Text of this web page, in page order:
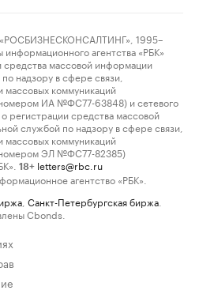
1995–
агентства «РБК»
средства массовой информации
надзору в сфере связи,
массовых коммуникаций
ИА №ФС77-63848) и сетевого
регистрации средства массовой
службой по надзору в сфере связи,
массовых коммуникаций
номером ЭЛ №ФС77-82385)
18+ letters@rbc.ru
агентство «РБК».
Санкт-Петербургская биржа
Cbonds.